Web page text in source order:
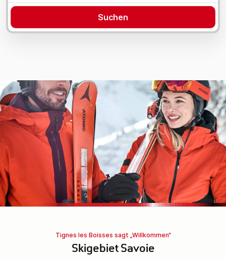
Tignes les Boisses sagt „Willkommen“
Skigebiet Savoie